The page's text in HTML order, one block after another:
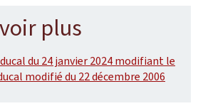
plus
du 24 janvier 2024 modifiant le
modifié du 22 décembre 2006